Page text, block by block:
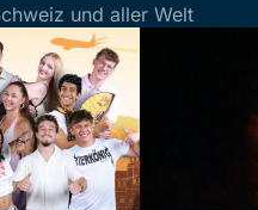
und aller Welt